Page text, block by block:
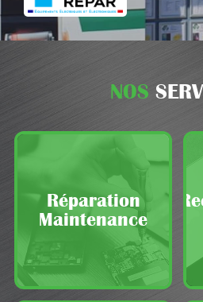
NOS
Réparation
Maintenance